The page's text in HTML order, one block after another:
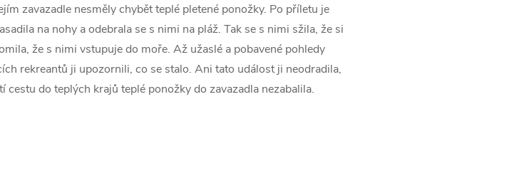
zavazadle nesměly chybět teplé pletené ponožky. Po příletu je
na nohy a odebrala se s nimi na pláž. Tak se s nimi sžila, že si
že s nimi vstupuje do moře. Až užaslé a pobavené pohledy
rekreantů ji upozornili, co se stalo. Ani tato událost ji neodradila,
cestu do teplých krajů teplé ponožky do zavazadla nezabalila.